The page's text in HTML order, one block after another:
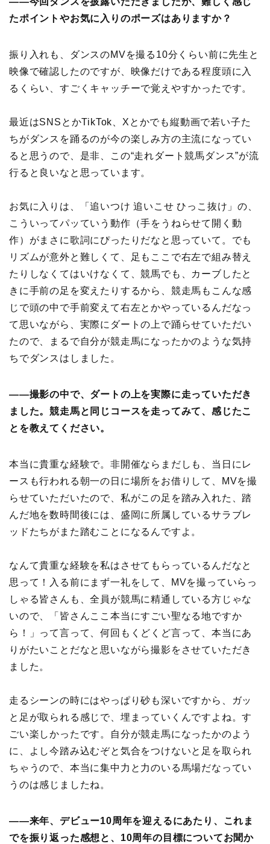
たポイントやお気に入りのポーズはありますか？
振り入れも、ダンスのMVを撮る10分くらい前に先生と
映像で確認したのですが、映像だけである程度頭に入
るくらい、すごくキャッチーで覚えやすかったです。
最近はSNSとかTikTok、Xとかでも縦動画で若い子た
ちがダンスを踊るのが今の楽しみ方の主流になってい
ると思うので、是非、この“走れダート競馬ダンス”が流
行ると良いなと思っています。
お気に入りは、「追いつけ 追いこせ ひっこ抜け」の、
こういってパッていう動作（手をうねらせて開く動
作）がまさに歌詞にぴったりだなと思っていて。でも
リズムが意外と難しくて、足もここで右左で組み替え
たりしなくてはいけなくて、競馬でも、カーブしたと
きに手前の足を変えたりするから、競走馬もこんな感
じで頭の中で手前変えて右左とかやっているんだなっ
て思いながら、実際にダートの上で踊らせていただい
たので、まるで自分が競走馬になったかのような気持
ちでダンスはしました。
――撮影の中で、ダートの上を実際に走っていただき
ました。競走馬と同じコースを走ってみて、感じたこ
とを教えてください。
本当に貴重な経験で。非開催ならまだしも、当日にレ
ースも行われる朝一の日に場所をお借りして、MVを撮
らせていただいたので、私がこの足を踏み入れた、踏
んだ地を数時間後には、盛岡に所属しているサラブレ
ッドたちがまた踏むことになるんですよ。
なんて貴重な経験を私はさせてもらっているんだなと
思って！入る前にまず一礼をして、MVを撮っていらっ
しゃる皆さんも、全員が競馬に精通している方じゃな
いので、「皆さんここ本当にすごい聖なる地ですか
ら！」って言って、何回もくどくど言って、本当にあ
りがたいことだなと思いながら撮影をさせていただき
ました。
走るシーンの時にはやっぱり砂も深いですから、ガッ
と足が取られる感じで、埋まっていくんですよね。す
ごい楽しかったです。自分が競走馬になったかのよう
に、よし今踏み込むぞと気合をつけないと足を取られ
ちゃうので、本当に集中力と力のいる馬場だなってい
うのは感じましたね。
――来年、デビュー10周年を迎えるにあたり、これま
でを振り返った感想と、10周年の目標についてお聞か